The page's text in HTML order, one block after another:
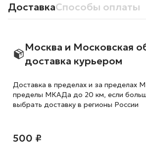
ДоставкаСпособы оплаты
Москва и Московская
доставка курьером
Доставка в пределах и за пределах
пределы МКАДа до 20 км, если
выбрать доставку в регионы России
500 ₽